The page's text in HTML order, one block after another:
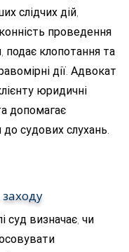
слідчих дій,
проведення
подає клопотання та
дії. Адвокат
юридичні
допомагає
до судових слухань.
суд визначає, чи